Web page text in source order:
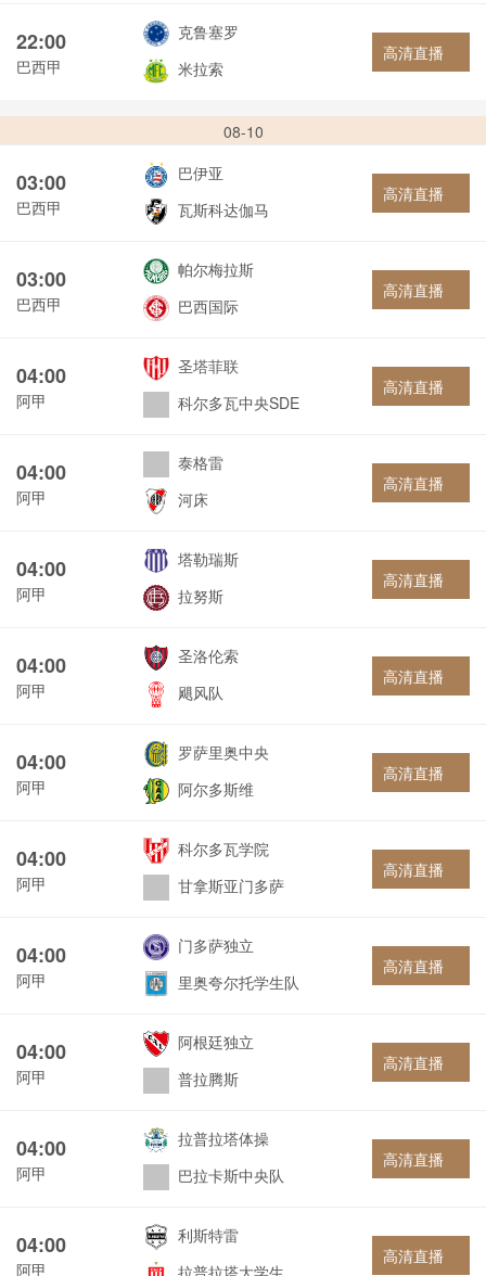
22:00
巴西甲
克鲁塞罗
米拉索
高清直播
08-10
03:00
巴西甲
巴伊亚
瓦斯科达伽马
高清直播
03:00
巴西甲
帕尔梅拉斯
巴西国际
高清直播
04:00
阿甲
圣塔菲联
科尔多瓦中央SDE
高清直播
04:00
阿甲
泰格雷
河床
高清直播
04:00
阿甲
塔勒瑞斯
拉努斯
高清直播
04:00
阿甲
圣洛伦索
飓风队
高清直播
04:00
阿甲
罗萨里奥中央
阿尔多斯维
高清直播
04:00
阿甲
科尔多瓦学院
甘拿斯亚门多萨
高清直播
04:00
阿甲
门多萨独立
里奥夸尔托学生队
高清直播
04:00
阿甲
阿根廷独立
普拉腾斯
高清直播
04:00
阿甲
拉普拉塔体操
巴拉卡斯中央队
高清直播
04:00
阿甲
利斯特雷
拉普拉塔大学生
高清直播